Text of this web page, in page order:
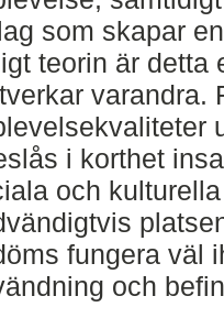
som skapar
teorin är detta
varandra.
i korthet
och
fungera väl
och